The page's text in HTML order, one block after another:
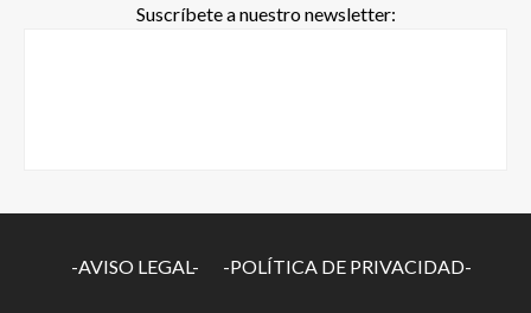
Suscríbete a nuestro newsletter:
-AVISO LEGAL- -POLÍTICA DE PRIVACIDAD-